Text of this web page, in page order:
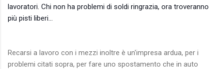
lavoratori. Chi non ha problemi di soldi ringrazia, ora troveranno
più pisti liberi...
Recarsi a lavoro con i mezzi inoltre è un'impresa ardua, per i
problemi citati sopra, per fare uno spostamento che in auto